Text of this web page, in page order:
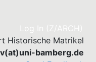
Log In (Z/ARCH)
Historische Matrikel
bamberg.de